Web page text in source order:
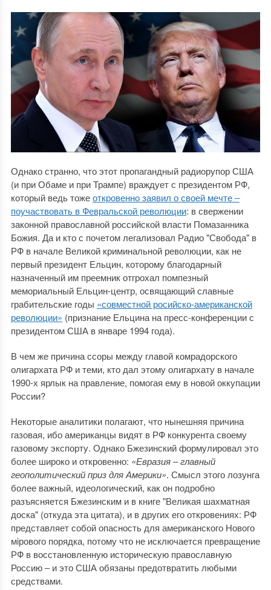
Однако странно, что этот пропагандный радиорупор США
(и при Обаме и при Трампе) враждует с президентом РФ,
который ведь тожеоткровенно заявил о своей мечте ‒
поучаствовать в Февральской революции: в свержении
законной православной российской власти Помазанника
Божия. Да и кто с почетом легализовал Радио "Свобода" в
РФ в начале Великой криминальной революции, как не
первый президент Ельцин, которому благодарный
назначенный им преемник отгрохал помпезный
мемориальный Ельцин-центр, освящающий славные
грабительские годы «совместной росийско-американской
революции» (признание Ельцина на пресс-конференции с
президентом США в январе 1994 года).
В чем же причина ссоры между главой комрадорского
олигархата РФ и теми, кто дал этому олигархату в начале
1990-х ярлык на правление, помогая ему в новой оккупации
России?
Некоторые аналитики полагают, что нынешняя причина
газовая, ибо американцы видят в РФ конкурента своему
газовому экспорту. Однако Бжезинский формулировал это
более широко и откровенно: «Евразия ‒ главный
геополитический приз для Америки». Смысл этого лозунга
более важный, идеологический, как он подробно
разъясняется Бжезинским и в книге "Великая шахматная
доска" (откуда эта цитата), и в других его откровениях: РФ
представляет собой опасность для американского Нового
мiрового порядка, потому что не исключается превращение
РФ в восстановленную историческую православную
Россию ‒ и это США обязаны предотвратить любыми
средствами.